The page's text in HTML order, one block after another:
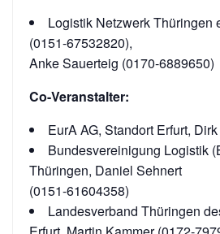
Logistik Netzwerk Thüringen
(0151-67532820),
Anke Sauerteig (0170-6889650)
Co-Veranstalter:
EurA AG, Standort Erfurt,
Bundesvereinigung Logistik
Thüringen, Daniel Sehnert
(0151-61604358)
Landesverband Thüringen